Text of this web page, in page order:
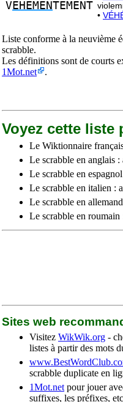
VEHEMENTEMENT
•
Liste conforme à la neuvième
scrabble.
Les définitions sont de courts
1Mot.net
.
Voyez cette liste
Le Wiktionnaire
Le scrabble en anglais :
Le scrabble en
Le scrabble en italien :
Le scrabble en
Le scrabble en roumain
Sites web
Visitez WikWik.org -
listes à partir des mots
scrabble duplicate en
1Mot.net pour jouer
suffixes, les préfixes,